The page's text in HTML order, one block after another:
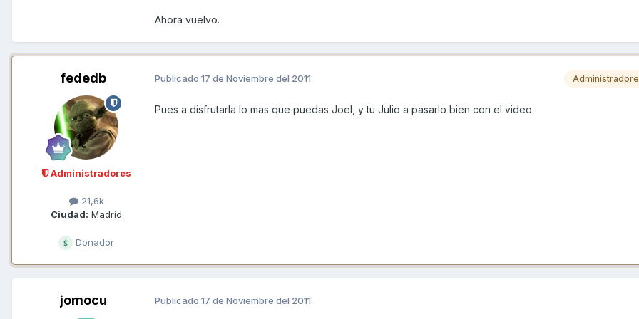
Ahora vuelvo.
fededb
Administradores
21,6k
Ciudad: Madrid
Donador
Publicado 17 de Noviembre del 2011
Pues a disfrutarla lo mas que puedas Joel, y tu Julio a pasarlo bien con el video.
jomocu Publicado 17 de Noviembre del 2011